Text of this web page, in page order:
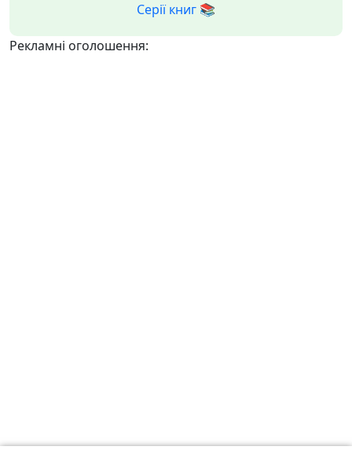
Серії книг 📚
Рекламні оголошення: